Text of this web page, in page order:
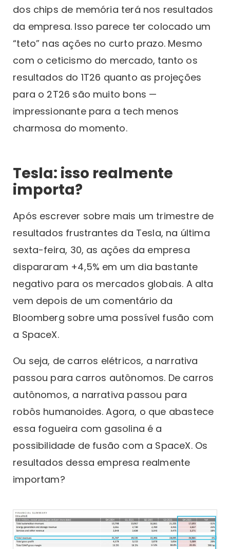
dos chips de memória terá nos resultados
da empresa. Isso parece ter colocado um
“teto” nas ações no curto prazo. Mesmo
com o ceticismo do mercado, tanto os
resultados do 1T26 quanto as projeções
para o 2T26 são muito bons —
impressionante para a tech menos
charmosa do momento.
Tesla: isso realmente
importa?
Após escrever sobre mais um trimestre de
resultados frustrantes da Tesla, na última
sexta-feira, 30, as ações da empresa
dispararam +4,5% em um dia bastante
negativo para os mercados globais. A alta
vem depois de um comentário da
Bloomberg sobre uma possível fusão com
a SpaceX.
Ou seja, de carros elétricos, a narrativa
passou para carros autônomos. De carros
autônomos, a narrativa passou para
robôs humanoides. Agora, o que abastece
essa fogueira com gasolina é a
possibilidade de fusão com a SpaceX. Os
resultados dessa empresa realmente
importam?